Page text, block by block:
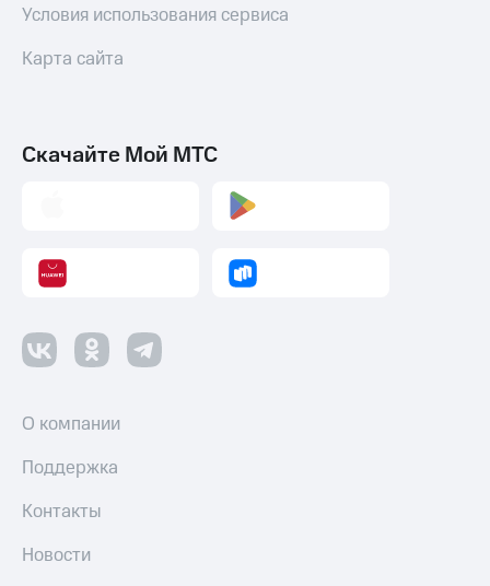
Условия использования сервиса
Карта сайта
Скачайте Мой МТС
О компании
Поддержка
Контакты
Новости